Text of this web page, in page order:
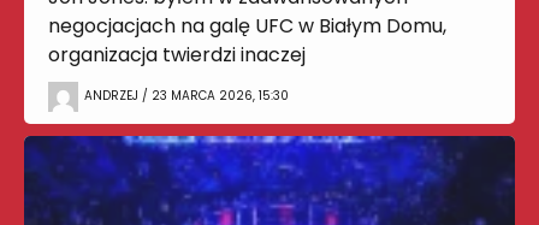
negocjacjach na galę UFC w Białym Domu,
organizacja twierdzi inaczej
ANDRZEJ / 23 MARCA 2026, 15:30